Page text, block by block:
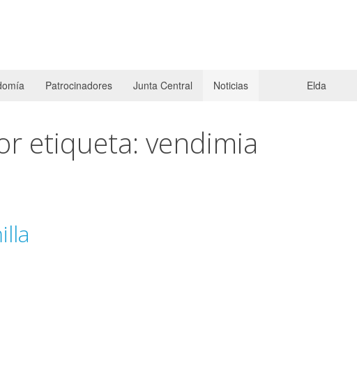
Patrocinadores Junta Central Noticias Elda
etiqueta: vendimia